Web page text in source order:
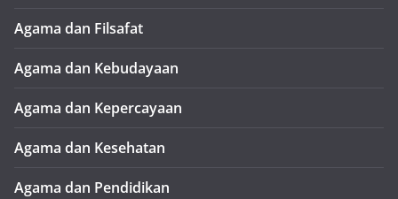
Agama dan Filsafat
Agama dan Kebudayaan
Agama dan Kepercayaan
Agama dan Kesehatan
Agama dan Pendidikan